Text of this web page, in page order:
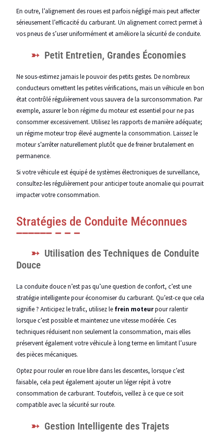
En outre, l’alignement des roues est parfois négligé mais peut affecter
sérieusement l’efficacité du carburant. Un alignement correct permet à
vos pneus de s’user uniformément et améliore la sécurité de conduite.
Petit Entretien, Grandes Économies
Ne sous-estimez jamais le pouvoir des petits gestes. De nombreux
conducteurs omettent les petites vérifications, mais un véhicule en bon
état contrôlé régulièrement vous sauvera de la surconsommation. Par
exemple, assurer le bon régime du moteur est essentiel pour ne pas
consommer excessivement. Utilisez les rapports de manière adéquate;
un régime moteur trop élevé augmente la consommation. Laissez le
moteur s’arrêter naturellement plutôt que de freiner brutalement en
permanence.
Si votre véhicule est équipé de systèmes électroniques de surveillance,
consultez-les régulièrement pour anticiper toute anomalie qui pourrait
impacter votre consommation.
Stratégies de Conduite Méconnues
Utilisation des Techniques de Conduite
Douce
La conduite douce n’est pas qu’une question de confort, c’est une
stratégie intelligente pour économiser du carburant. Qu’est-ce que cela
signifie ? Anticipez le trafic, utilisez le frein moteurpour ralentir
lorsque c’est possible et maintenez une vitesse modérée. Ces
techniques réduisent non seulement la consommation, mais elles
préservent également votre véhicule à long terme en limitant l’usure
des pièces mécaniques.
Optez pour rouler en roue libre dans les descentes, lorsque c’est
faisable, cela peut également ajouter un léger répit à votre
consommation de carburant. Toutefois, veillez à ce que ce soit
compatible avec la sécurité sur route.
Gestion Intelligente des Trajets